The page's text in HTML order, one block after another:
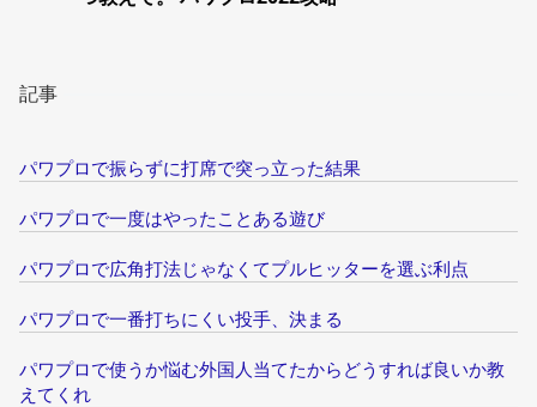
記事
パワプロで振らずに打席で突っ立った結果
パワプロで一度はやったことある遊び
パワプロで広角打法じゃなくてプルヒッターを選ぶ利点
パワプロで一番打ちにくい投手、決まる
パワプロで使うか悩む外国人当てたからどうすれば良いか教
えてくれ